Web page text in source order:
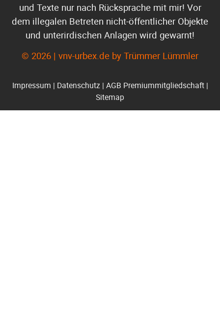
und Texte nur nach Rücksprache mit mir! Vor
dem illegalen Betreten nicht-öffentlicher Objekte
und unterirdischen Anlagen wird gewarnt!
© 2026 | vnv-urbex.de by Trümmer Lümmler
Impressum | Datenschutz| AGB Premiummitgliedschaft|
Sitemap